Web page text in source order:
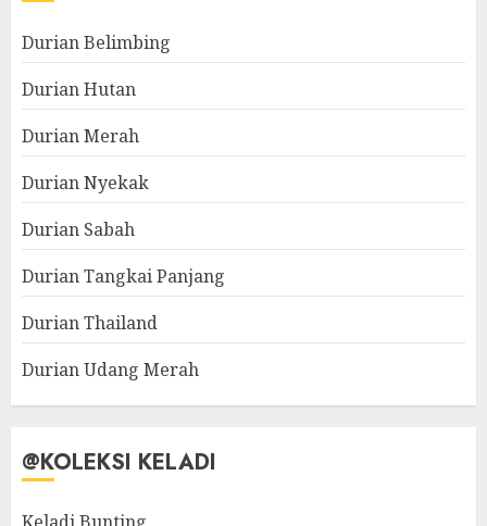
Durian Belimbing
Durian Hutan
Durian Merah
Durian Nyekak
Durian Sabah
Durian Tangkai Panjang
Durian Thailand
Durian Udang Merah
@KOLEKSI KELADI